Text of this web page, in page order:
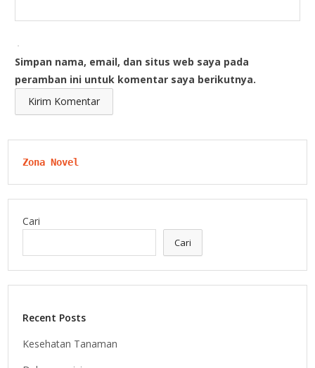
Simpan nama, email, dan situs web saya pada
peramban ini untuk komentar saya berikutnya.
Zona Novel
Cari
Cari
Recent Posts
Kesehatan Tanaman